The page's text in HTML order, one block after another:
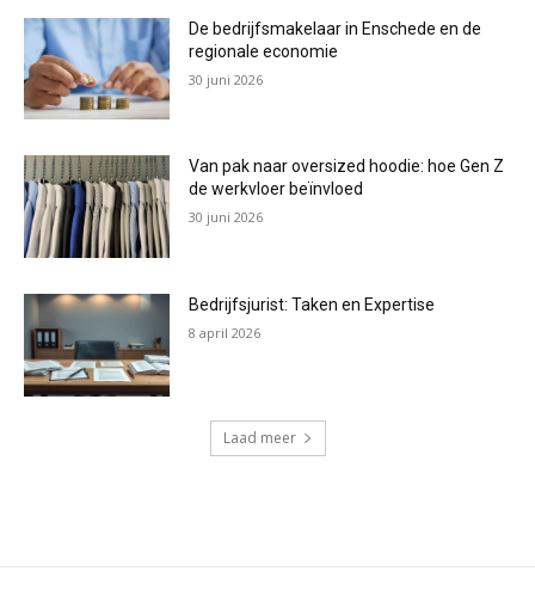
De bedrijfsmakelaar in Enschede en de
regionale economie
30 juni 2026
Van pak naar oversized hoodie: hoe Gen Z
de werkvloer beïnvloed
30 juni 2026
Bedrijfsjurist: Taken en Expertise
8 april 2026
Laad meer